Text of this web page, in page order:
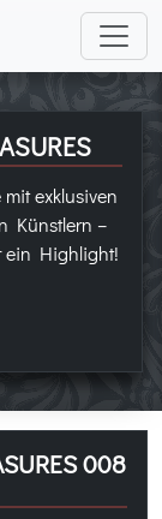
exklusiven
Künstlern –
ein Highlight!
008